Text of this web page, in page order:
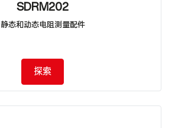
SDRM202
静态和动态电阻测量配件
探索